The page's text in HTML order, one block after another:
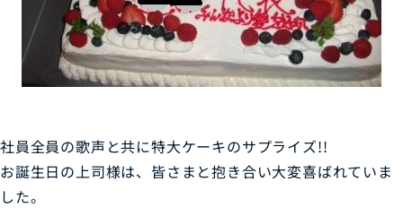
社員全員の歌声と共に特大ケーキのサプライズ!!
お誕生日の上司様は、皆さまと抱き合い大変喜ばれていま
した。